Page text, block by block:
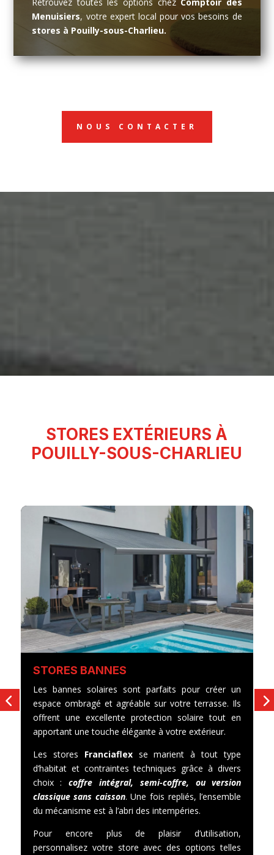
Menuisiers, votre expert local pour vos besoins de
stores à Pouilly-sous-Charlieu.
NOUS CONTACTER
STORES EXTÉRIEURS À
POUILLY-SOUS-CHARLIEU
STORES BANNES
Les bannes solaires sont parfaits pour créer un
espace ombragé et agréable sur votre terrasse. Ils
offrent une excellente protection solaire tout en
apportant une touche élégante à votre extérieur.
Les stores Franciaflexse marient à tout type
d’habitat et contraintes techniques grâce à divers
choix :coffre intégral, semi-coffre, ou version
classique sans caisson. Une fois repliés, l’ensemble
du mécanisme est à l’abri des intempéries.
Pour encore plus de plaisir d’utilisation,
personnalisez votre store avec des options telles